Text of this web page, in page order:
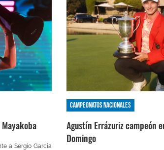
a Sergio García
Campeonatos nacionales
Agustín Errázuriz campeón
Domingo